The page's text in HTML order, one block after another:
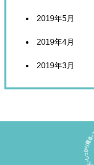
2019年5月
2019年4月
2019年3月